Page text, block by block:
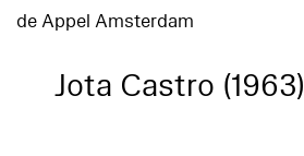
de Appel Amsterdam
Jota Castro (1963)